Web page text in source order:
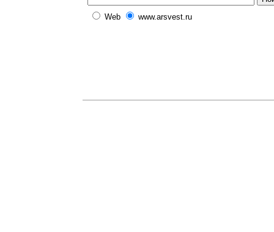
Web www.arsvest.ru